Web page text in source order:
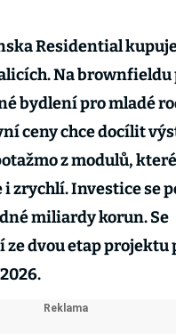
Residential
Na brownfieldu
bydlení pro mladé
ceny chce docílit
z modulů,
zrychlí. Investice se
miliardy korun. Se
dvou etap projektu